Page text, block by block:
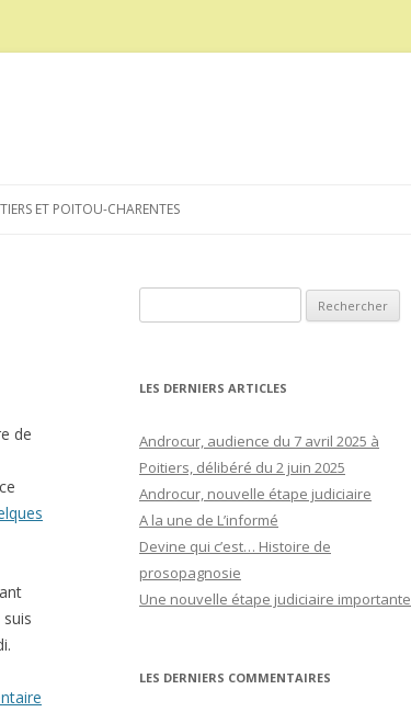
ET POITOU-CHARENTES
de
LES DERNIERS ARTICLES
Androcur, audience du 7 avril 2025 à
Poitiers, délibéré du 2 juin 2025
Androcur, nouvelle étape judiciaire
A la une de L’informé
Devine qui c’est… Histoire de
prosopagnosie
Une nouvelle étape judiciaire importante
LES DERNIERS COMMENTAIRES